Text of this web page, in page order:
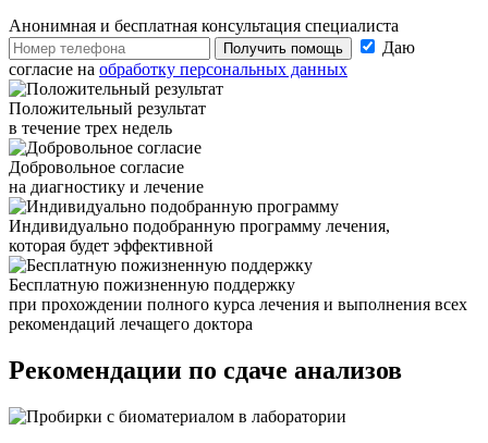
Анонимная и бесплатная консультация специалиста
Получить помощь
Даю
согласие на обработку персональных данных
Положительный результат
в течение трех недель
Добровольное согласие
на диагностику и лечение
Индивидуально подобранную программу лечения,
которая будет эффективной
Бесплатную пожизненную поддержку
при прохождении полного курса лечения и выполнения всех
рекомендаций лечащего доктора
Рекомендации по сдаче анализов